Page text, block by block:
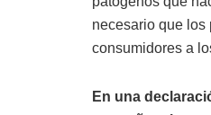
necesario que
consumidores a
En una